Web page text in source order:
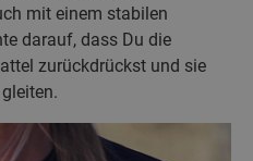
mit einem stabilen
darauf, dass Du die
zurückdrückst und sie